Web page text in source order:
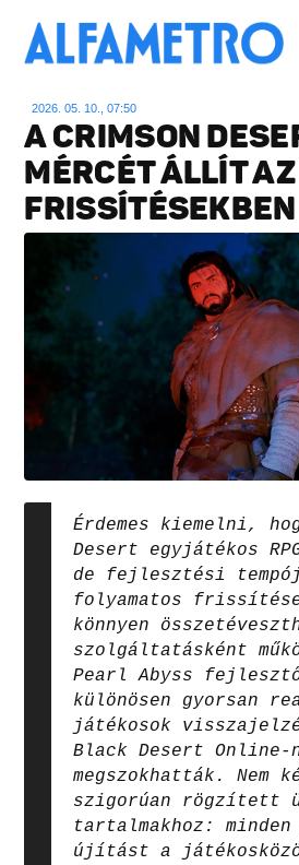
2026. 05. 10., 07:50
A CRIMSON
MÉRCÉT ÁLLÍT
FRISSÍTÉSEKBEN
Érdemes kiemelni,
Desert egyjátékos
de fejlesztési
folyamatos
könnyen
szolgáltatásként
Pearl Abyss
különösen gyorsan
játékosok
Black Desert Online-
megszokhatták. Nem
szigorúan rögzített
tartalmakhoz:
újítást a